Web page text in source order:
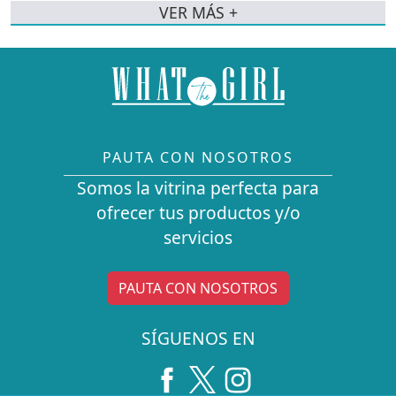
VER MÁS +
PAUTA CON NOSOTROS
Somos la vitrina perfecta para
ofrecer tus productos y/o
servicios
PAUTA CON NOSOTROS
SÍGUENOS EN